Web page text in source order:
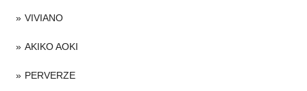
VIVIANO
AKIKO AOKI
PERVERZE